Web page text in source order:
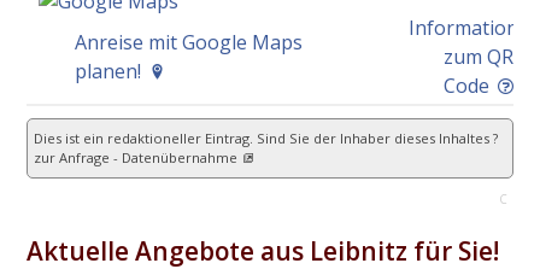
Anreise mit Google Maps
planen!
Information
zum QR
Code
Dies ist ein redaktioneller Eintrag. Sind Sie der Inhaber dieses Inhaltes ?
zur Anfrage - Datenübernahme
C
Aktuelle Angebote aus Leibnitz für Sie!